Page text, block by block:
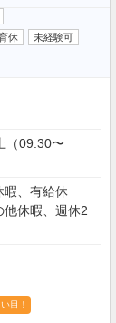
休
未経験可
（09:30〜
暇、有給休
休暇、週休2
目！